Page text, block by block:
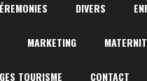
DIVERS
MARKETING
TOURISME CONTACT